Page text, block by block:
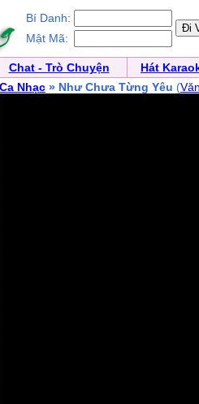
Bí Danh:
Mật Mã:
Chat - Trò Chuyện
Hát
Ca Nhạc » Như Chưa Từng Yêu (